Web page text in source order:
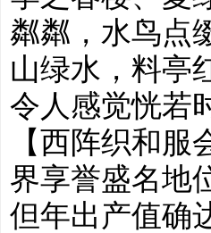
粼粼，水鸟点
山绿水，料亭
令人感觉恍若
【西阵织和
界享誉盛名地
但年出产值确